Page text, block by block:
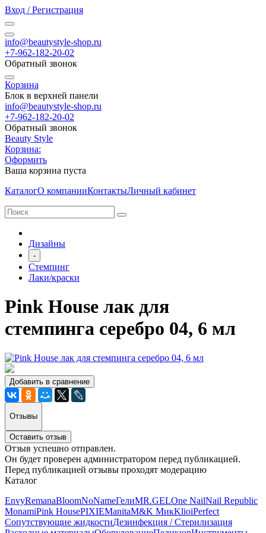
Вход / Регистрация
info@beautystyle-shop.ru
+7-962-182-20-02
Обратный звонок
Корзина
Блок в верхней панели
info@beautystyle-shop.ru
+7-962-182-20-02
Обратный звонок
Beauty Style
Корзина:
Оформить
Ваша корзина пуста
КаталогО компанииКонтактыЛичный кабинет
Дизайны
-
Стемпинг
Лаки/краски
Pink House лак для
стемпинга серебро 04, 6 мл
Добавить в сравнение
Отзывы
Оставить отзыв
Отзыв успешно отправлен.
Он будет проверен администратором перед публикацией.
Перед публикацией отзывы проходят модерацию
Каталог
EnvyRemanaBloomNoNameГелиMR.GELOne NailNail Republic
MonamiPink HousePIXIEManitaM&K МикKlioiPerfect
Сопутствующие жидкостиДезинфекция / Стерилизация